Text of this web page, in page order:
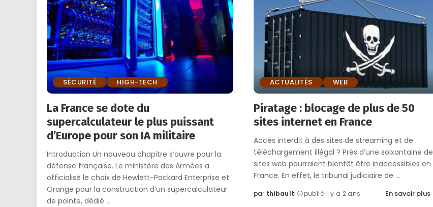
SÉCURITÉ HIGH-TECH
La France se dote du
supercalculateur le plus puissant
d’Europe pour son IA militaire
Introduction Un nouveau chapitre s’ouvre pour la
défense française. Le ministère des Armées a
officialisé le choix de Hewlett-Packard Enterprise et
Orange pour la construction d’un supercalculateur
de pointe, dédié ...
ACTUALITÉS WEB
Piratage : blocage de plus de 50
sites internet en France
Accès interdit à des sites de streaming et de
téléchargement illégal ? Près d’une soixantaine de
sites web pourraient bientôt être inaccessibles en
France. En effet, le tribunal judiciaire de ...
Posted
par thibault publié il y a 2 ans En savoir plus